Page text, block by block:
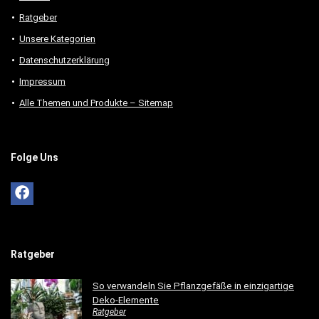
Ratgeber
Unsere Kategorien
Datenschutzerklärung
Impressum
Alle Themen und Produkte – Sitemap
Folge Uns
Ratgeber
So verwandeln Sie Pflanzgefäße in einzigartige
Deko-Elemente
Ratgeber